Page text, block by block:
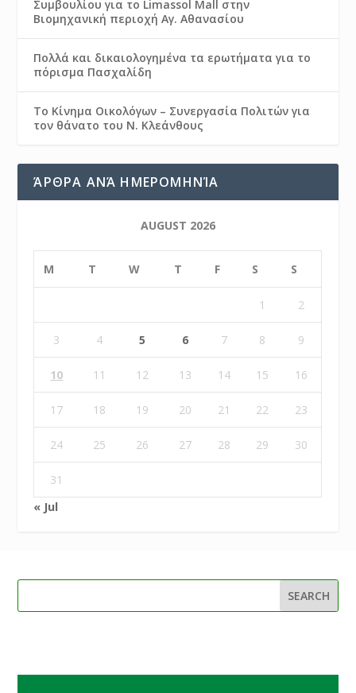
Συμβουλίου για το Limassol Mall στην
Βιομηχανική περιοχή Αγ. Αθανασίου
Πολλά και δικαιολογημένα τα ερωτήματα για το
πόρισμα Πασχαλίδη
Το Κίνημα Οικολόγων – Συνεργασία Πολιτών για
τον θάνατο του Ν. Κλεάνθους
ΆΡΘΡΑ ΑΝΆ ΗΜΕΡΟΜΗΝΊΑ
AUGUST 2026
M T W T F S S
1 2
3 4 5 6 7 8 9
10 11 12 13 14 15 16
17 18 19 20 21 22 23
24 25 26 27 28 29 30
31
« Jul